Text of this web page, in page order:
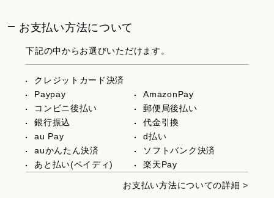
お支払い方法について
下記の中からお選びいただけます。
クレジットカード決済
Paypay
AmazonPay
コンビニ後払い
郵便局後払い
銀行振込
代金引換
au Pay
d払い
auかんたん決済
ソフトバンク決済
あと払い(ペイディ)
楽天Pay
お支払い方法についての詳細 >